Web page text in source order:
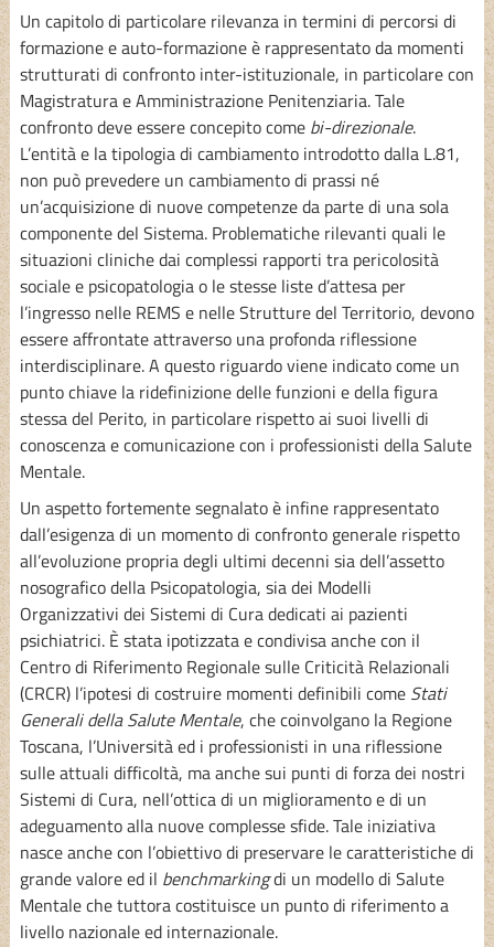
Un capitolo di particolare rilevanza in termini di percorsi di
formazione e auto-formazione è rappresentato da momenti
strutturati di confronto inter-istituzionale, in particolare con
Magistratura e Amministrazione Penitenziaria. Tale
confronto deve essere concepito come bi-direzionale.
L’entità e la tipologia di cambiamento introdotto dalla L.81,
non può prevedere un cambiamento di prassi né
un’acquisizione di nuove competenze da parte di una sola
componente del Sistema. Problematiche rilevanti quali le
situazioni cliniche dai complessi rapporti tra pericolosità
sociale e psicopatologia o le stesse liste d’attesa per
l’ingresso nelle REMS e nelle Strutture del Territorio, devono
essere affrontate attraverso una profonda riflessione
interdisciplinare. A questo riguardo viene indicato come un
punto chiave la ridefinizione delle funzioni e della figura
stessa del Perito, in particolare rispetto ai suoi livelli di
conoscenza e comunicazione con i professionisti della Salute
Mentale.
Un aspetto fortemente segnalato è infine rappresentato
dall’esigenza di un momento di confronto generale rispetto
all’evoluzione propria degli ultimi decenni sia dell’assetto
nosografico della Psicopatologia, sia dei Modelli
Organizzativi dei Sistemi di Cura dedicati ai pazienti
psichiatrici. È stata ipotizzata e condivisa anche con il
Centro di Riferimento Regionale sulle Criticità Relazionali
(CRCR) l’ipotesi di costruire momenti definibili come Stati
Generali della Salute Mentale, che coinvolgano la Regione
Toscana, l’Università ed i professionisti in una riflessione
sulle attuali difficoltà, ma anche sui punti di forza dei nostri
Sistemi di Cura, nell’ottica di un miglioramento e di un
adeguamento alla nuove complesse sfide. Tale iniziativa
nasce anche con l’obiettivo di preservare le caratteristiche di
grande valore ed il benchmarkingdi un modello di Salute
Mentale che tuttora costituisce un punto di riferimento a
livello nazionale ed internazionale.